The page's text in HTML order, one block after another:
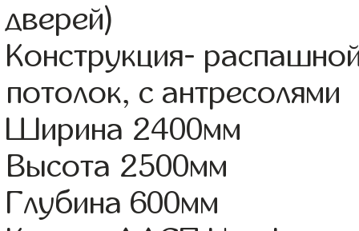
дверей)
Конструкция-
потолок, с антресолями
Ширина 2400мм
Высота 2500мм
Глубина 600мм